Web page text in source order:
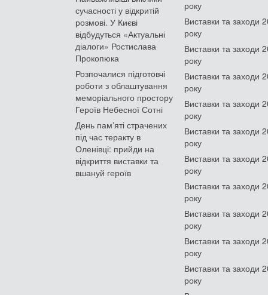
сучасності у відкритій
розмові. У Києві
відбудуться «Актуальні
діалоги» Ростислава
Прокопюка
Розпочалися підготовчі
роботи з облаштування
меморіального простору
Героїв Небесної Сотні
День памʼяті страчених
під час теракту в
Оленівці: прийди на
відкриття виставки та
вшануй героїв
року
Виставки та заходи
року
Виставки та заходи
року
Виставки та заходи
року
Виставки та заходи
року
Виставки та заходи
року
Виставки та заходи
року
Виставки та заходи
року
Виставки та заходи
року
Виставки та заходи
року
Виставки та заходи
року